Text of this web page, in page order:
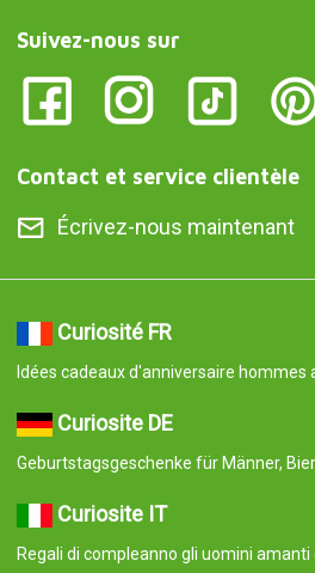
Suivez-nous sur
Contact et service clientèle
Écrivez-nous maintenant
Curiosité FR
Idées cadeaux d'anniversaire hommes
Curiosite DE
Geburtstagsgeschenke für Männer,
Curiosite IT
Regali di compleanno gli uomini amanti